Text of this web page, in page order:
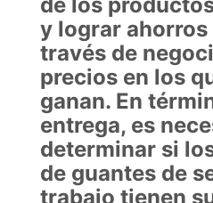
y lograr ahorros
través de
precios en los
ganan. En
entrega, es
determinar si
de guantes de
trabajo tienen